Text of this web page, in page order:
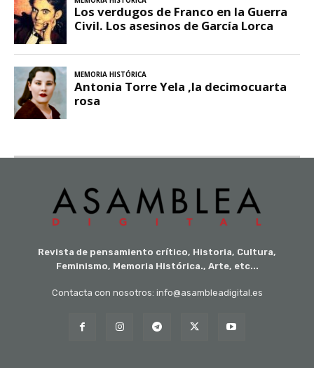
Revista de pensamiento crítico, Historia, Cultura,
Feminismo, Memoria Histórica., Arte, etc...
Contacta con nosotros: info@asambleadigital.es